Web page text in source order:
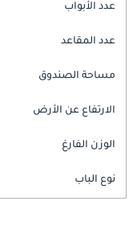
عدد الأبواب
عدد المقاعد
مساحة الصندوق
الارتفاع عن الأرض
الوزن الفارغ
نوع الباب